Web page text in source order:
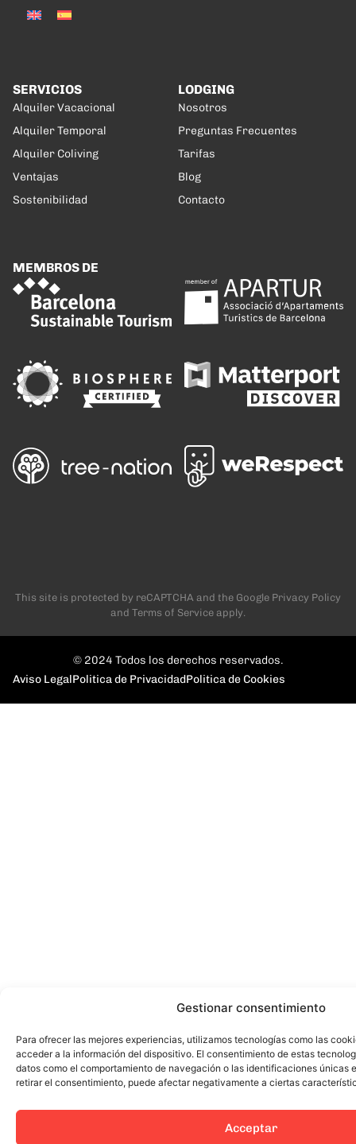
Gestionar consentimiento
Para ofrecer las mejores experiencias, utilizamos tecnologías como las
acceder a la información del dispositivo. El consentimiento de estas
datos como el comportamiento de navegación o las identificaciones únicas
retirar el consentimiento, puede afectar negativamente a ciertas
Acceptar
SERVICIOS
Alquiler Vacacional
Alquiler Temporal
Alquiler Coliving
Ventajas
Sostenibilidad
LODGING
Nosotros
Preguntas Frecuentes
Tarifas
Blog
Contacto
MEMBROS DE
This site is protected by reCAPTCHA and the Google Privacy Policy
and Terms of Service apply.
© 2024 Todos los derechos reservados.
Aviso LegalPolitica de PrivacidadPolitica de Cookies